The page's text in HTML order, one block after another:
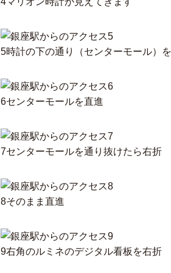
5時計の下の通り（センターモール）
6センターモールを直進
7センターモールを通り抜けたら右折
8そのまま直進
9右角のルミネのデジタル看板を右折